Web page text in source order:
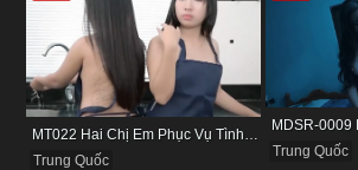
MT022 Hai Chị Em Phục Vụ Tình Dục Cho Quản Lý
Trung Quốc
Trung Quốc